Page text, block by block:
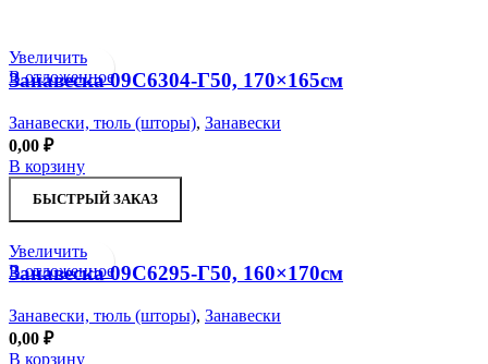
Увеличить
В отложенное
Занавеска 09С6304-Г50, 170×165см
Занавески, тюль (шторы), Занавески
0,00 ₽
В корзину
БЫСТРЫЙ ЗАКАЗ
Увеличить
В отложенное
Занавеска 09С6295-Г50, 160×170см
Занавески, тюль (шторы), Занавески
0,00 ₽
В корзину